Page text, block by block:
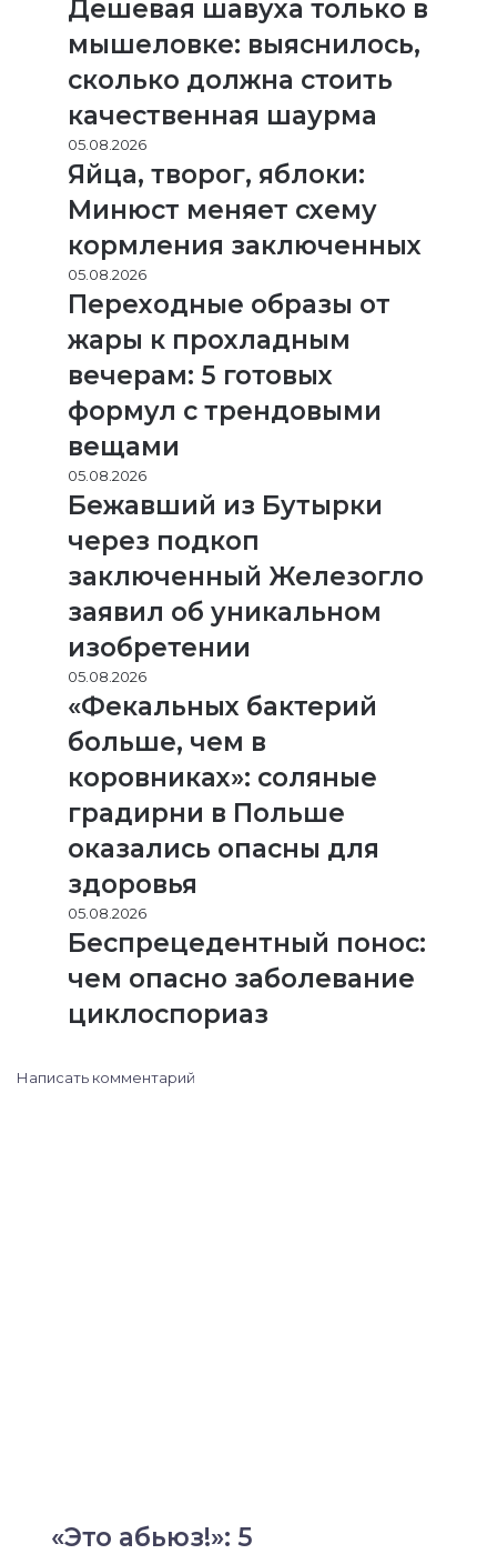
Дешевая шавуха только в
мышеловке: выяснилось,
сколько должна стоить
качественная шаурма
05.08.2026
Яйца, творог, яблоки:
Минюст меняет схему
кормления заключенных
05.08.2026
Переходные образы от
жары к прохладным
вечерам: 5 готовых
формул с трендовыми
вещами
05.08.2026
Бежавший из Бутырки
через подкоп
заключенный Железогло
заявил об уникальном
изобретении
05.08.2026
«Фекальных бактерий
больше, чем в
коровниках»: соляные
градирни в Польше
оказались опасны для
здоровья
05.08.2026
Беспрецедентный понос:
чем опасно заболевание
циклоспориаз
Написать комментарий
«Это абьюз!»: 5